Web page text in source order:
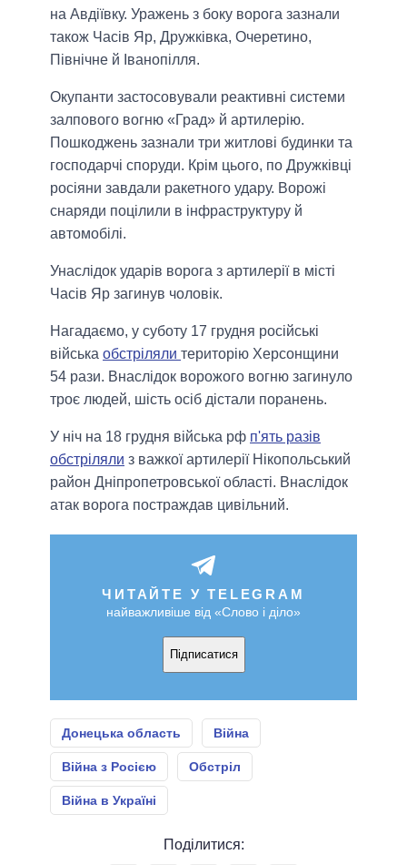
на Авдіївку. Уражень з боку ворога зазнали
також Часів Яр, Дружківка, Очеретино,
Північне й Іванопілля.
Окупанти застосовували реактивні системи
залпового вогню «Град» й артилерію.
Пошкоджень зазнали три житлові будинки та
господарчі споруди. Крім цього, по Дружківці
росіяни завдали ракетного удару. Ворожі
снаряди поцілили в інфраструктуру й
автомобілі.
Унаслідок ударів ворога з артилерії в місті
Часів Яр загинув чоловік.
Нагадаємо, у суботу 17 грудня російські
війська обстріляли територію Херсонщини
54 рази. Внаслідок ворожого вогню загинуло
троє людей, шість осіб дістали поранень.
У ніч на 18 грудня війська рф п'ять разів
обстріляли з важкої артилерії Нікопольський
район Дніпропетровської області. Внаслідок
атак ворога постраждав цивільний.
ЧИТАЙТЕ У TELEGRAM
найважливіше від «Слово і діло»
Підписатися
Донецька область Війна
Війна з Росією Обстріл
Війна в Україні
Поділитися: